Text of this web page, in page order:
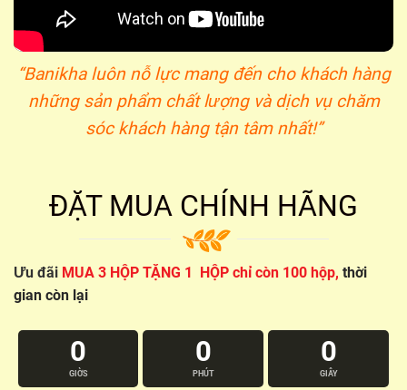
“Banikha luôn nỗ lực mang đến cho khách hàng
những sản phẩm chất lượng và dịch vụ chăm
sóc khách hàng tận tâm nhất!”
ĐẶT MUA CHÍNH HÃNG
Ưu đãi MUA 3 HỘP TẶNG 1 HỘP chỉ còn 100 hộp, thời
gian còn lại
0
GIỜS
0
PHÚT
0
GIÂY